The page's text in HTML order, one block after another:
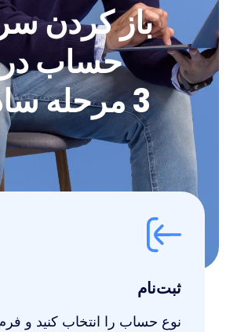
باز کردن
حساب در
3 مرحله ساده
ثبت‌نام
نوع حساب را انتخاب کنید و